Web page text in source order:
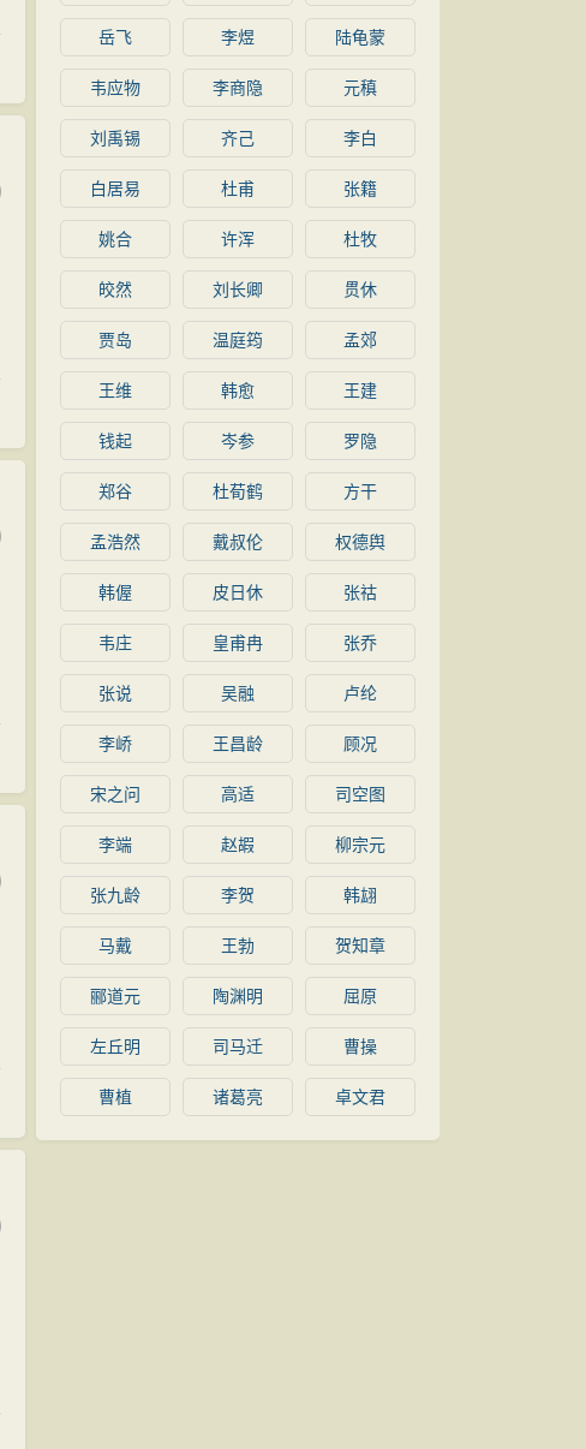
岳飞 李煜 陆龟蒙
韦应物 李商隐 元稹
刘禹锡 齐己 李白
白居易 杜甫 张籍
姚合 许浑 杜牧
皎然 刘长卿 贯休
贾岛 温庭筠 孟郊
王维 韩愈 王建
钱起 岑参 罗隐
郑谷 杜荀鹤 方干
孟浩然 戴叔伦 权德舆
韩偓 皮日休 张祜
韦庄 皇甫冉 张乔
张说 吴融 卢纶
李峤 王昌龄 顾况
宋之问 高适 司空图
李端 赵嘏 柳宗元
张九龄 李贺 韩翃
马戴 王勃 贺知章
郦道元 陶渊明 屈原
左丘明 司马迁 曹操
曹植 诸葛亮 卓文君